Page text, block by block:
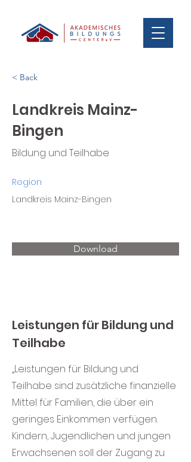
< Back
Landkreis Mainz-
Bingen
Bildung und Teilhabe
Region
Landkreis Mainz-Bingen
Download
Leistungen für Bildung und
Teilhabe
„Leistungen für Bildung und
Teilhabe sind zusätzliche finanzielle
Mittel für Familien, die über ein
geringes Einkommen verfügen.
Kindern, Jugendlichen und jungen
Erwachsenen soll der Zugang zu